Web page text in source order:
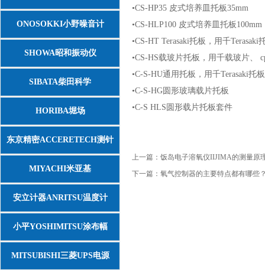
ONOSOKKI小野噪音计
SHOWA昭和振动仪
SIBATA柴田科学
HORIBA堀场
东京精密ACCERETECH测针
MIYACHI米亚基
安立计器ANRITSU温度计
小平YOSHIMITSU涂布幅
MITSUBISHI三菱UPS电源
•CS-HP35 皮式培养皿托板35mm
•CS-HLP100 皮式培养皿托板100mm
•CS-HT Terasaki托板，用千Terasaki
•CS-HS载玻片托板，用千载玻片、
•C-S-HU通用托板，用千Terasaki托
•C-S-HG圆形玻璃载片托板
•C-S HLS圆形载片托板套件
上一篇： 饭岛电子溶氧仪IIJIMA的测量原
下一篇： 氧气控制器的主要特点都有哪些